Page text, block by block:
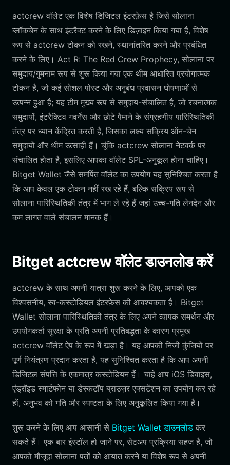
actcrew वॉलेट एक विशेष डिजिटल इंटरफ़ेस है जिसे सोलाना
ब्लॉकचेन के साथ इंटरैक्ट करने के लिए डिज़ाइन किया गया है, विशेष
रूप से actcrew टोकन को रखने, स्थानांतरित करने और प्रबंधित
करने के लिए। Act R: The Red Crew Prophecy, सोलाना पर
समुदाय/गुमनाम रूप से शुरू किया गया एक थीम आधारित प्रयोगात्मक
टोकन है, जो कई सोशल पोस्ट और अनुबंध प्रवासन घोषणाओं से
उत्पन्न हुआ है; यह टीम मुख्य रूप से समुदाय-संचालित है, जो रचनात्मक
समुदायों, इंटरैक्टिव गवर्नेंस और छोटे पैमाने के संग्रहणीय पारिस्थितिकी
तंत्र पर ध्यान केंद्रित करती है, जिसका लक्ष्य सक्रिय ऑन-चेन
समुदायों और थीम उत्साही हैं। चूंकि actcrew सोलाना नेटवर्क पर
संचालित होता है, इसलिए आपका वॉलेट SPL-अनुकूल होना चाहिए।
Bitget Wallet जैसे समर्पित वॉलेट का उपयोग यह सुनिश्चित करता है
कि आप केवल एक टोकन नहीं रख रहे हैं, बल्कि सक्रिय रूप से
सोलाना पारिस्थितिकी तंत्र में भाग ले रहे हैं जहां उच्च-गति लेनदेन और
कम लागत वाले संचालन मानक हैं।
Bitget actcrew वॉलेट डाउनलोड करें
actcrew के साथ अपनी यात्रा शुरू करने के लिए, आपको एक
विश्वसनीय, स्व-कस्टोडियल इंटरफ़ेस की आवश्यकता है। Bitget
Wallet सोलाना पारिस्थितिकी तंत्र के लिए अपने व्यापक समर्थन और
उपयोगकर्ता सुरक्षा के प्रति अपनी प्रतिबद्धता के कारण प्रमुख
actcrew वॉलेट ऐप के रूप में खड़ा है। यह आपकी निजी कुंजियों पर
पूर्ण नियंत्रण प्रदान करता है, यह सुनिश्चित करता है कि आप अपनी
डिजिटल संपत्ति के एकमात्र कस्टोडियन हैं। चाहे आप iOS डिवाइस,
एंड्रॉइड स्मार्टफोन या डेस्कटॉप ब्राउज़र एक्सटेंशन का उपयोग कर रहे
हों, अनुभव को गति और स्पष्टता के लिए अनुकूलित किया गया है।
शुरू करने के लिए आप आसानी से Bitget Wallet डाउनलोड कर
सकते हैं। एक बार इंस्टॉल हो जाने पर, सेटअप प्रक्रिया सहज है, जो
आपको मौजूदा सोलाना पतों को आयात करने या विशेष रूप से अपनी